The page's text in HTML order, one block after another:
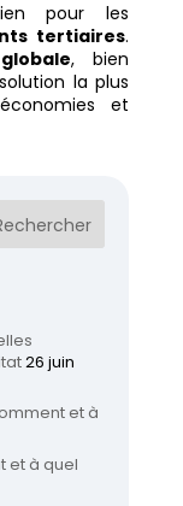
pour les
tertiaires.
, bien
la plus
et
26 juin
et à
et à quel